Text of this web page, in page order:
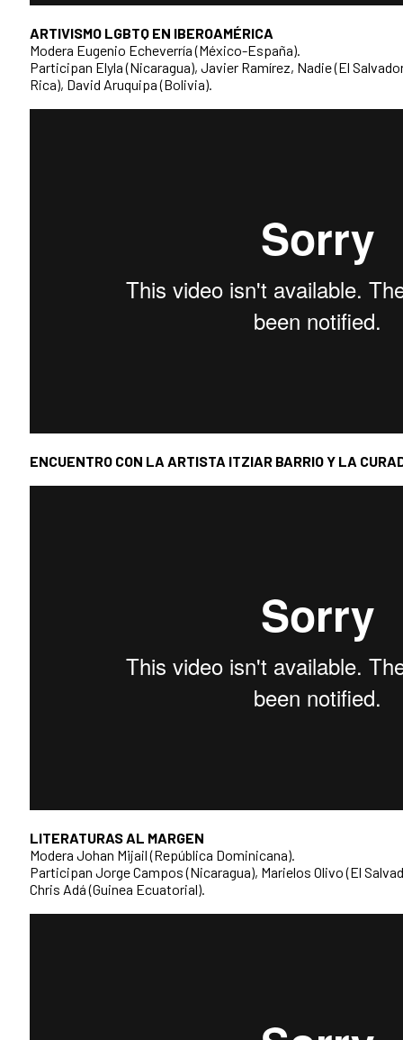
ARTIVISMO LGBTQ EN IBEROAMÉRICA
Modera Eugenio Echeverría (México-España).
Participan Elyla (Nicaragua), Javier Ramírez, Nadie (El
Rica), David Aruquipa (Bolivia).
ENCUENTRO CON LA ARTISTA ITZIAR BARRIO Y LA
LITERATURAS AL MARGEN
Modera Johan Mijail (República Dominicana).
Participan Jorge Campos (Nicaragua), Marielos Olivo (El
Chris Adá (Guinea Ecuatorial).